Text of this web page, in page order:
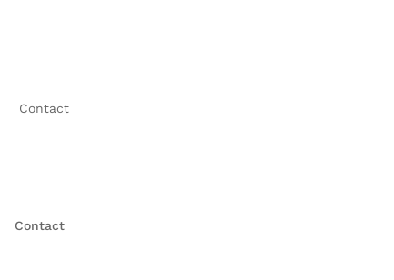
Contact
Contact